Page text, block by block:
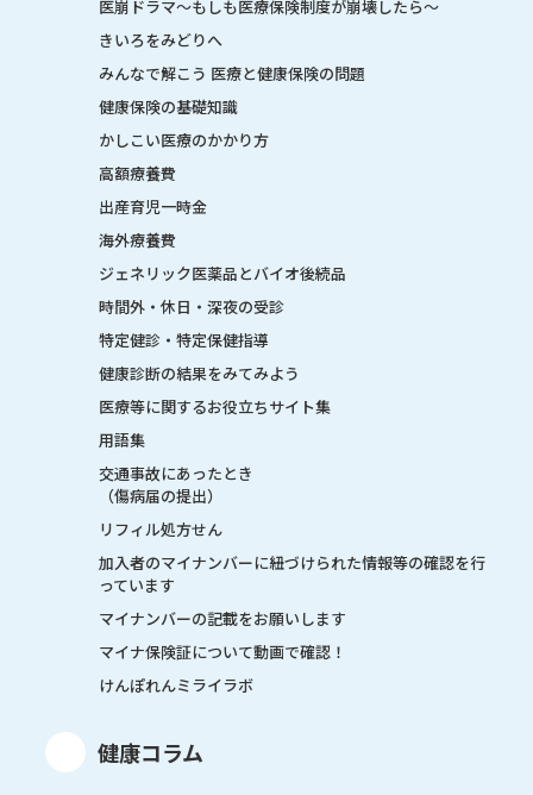
医崩ドラマ〜もしも医療保険制度が崩壊したら〜
きいろをみどりへ
みんなで解こう 医療と健康保険の問題
健康保険の基礎知識
かしこい医療のかかり方
高額療養費
出産育児一時金
海外療養費
ジェネリック医薬品とバイオ後続品
時間外・休日・深夜の受診
特定健診・特定保健指導
健康診断の結果をみてみよう
医療等に関するお役立ちサイト集
用語集
交通事故にあったとき
（傷病届の提出）
リフィル処方せん
加入者のマイナンバーに紐づけられた情報等の確認を行
っています
マイナンバーの記載をお願いします
マイナ保険証について動画で確認！
けんぽれんミライラボ
健康コラム